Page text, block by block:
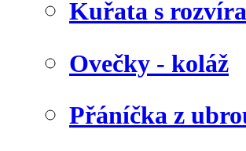
Kuřata s
Ovečky - koláž
Přáníčka z